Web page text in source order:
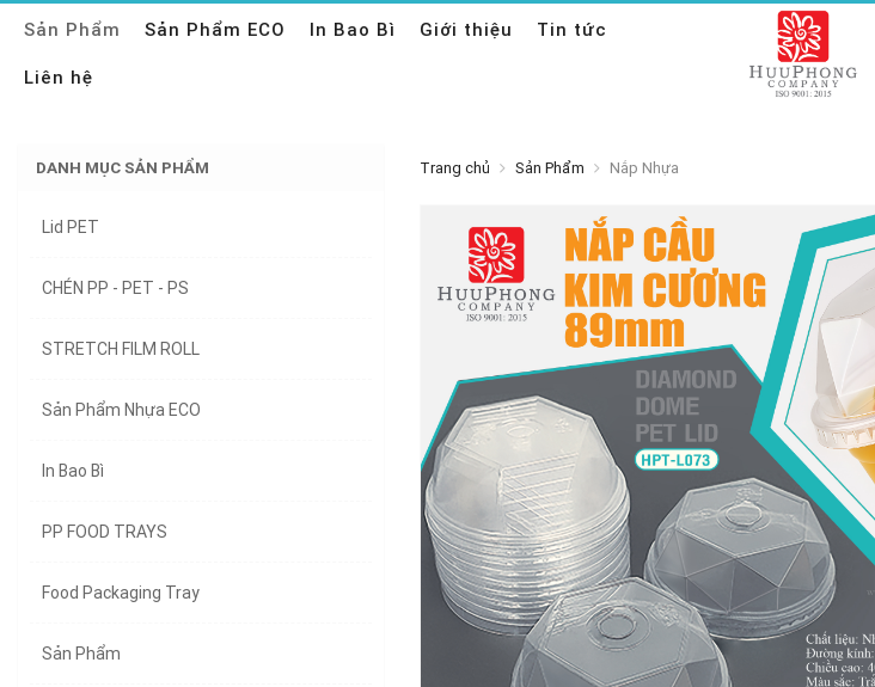
Sản Phẩm Sản Phẩm ECO In Bao Bì Giới thiệu Tin tức
Liên hệ
Trang chủ Sản Phẩm Nắp Nhựa
DANH MỤC SẢN PHẨM
Lid PET
CHÉN PP - PET - PS
STRETCH FILM ROLL
Sản Phẩm Nhựa ECO
In Bao Bì
PP FOOD TRAYS
Food Packaging Tray
Sản Phẩm